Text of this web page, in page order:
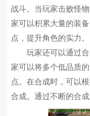
战斗。当玩家击败怪
家可以积累大量的装
点，提升角色的实力。
玩家还可以通过
家可以将多个低品质
点。在合成时，可以
合成。通过不断的合